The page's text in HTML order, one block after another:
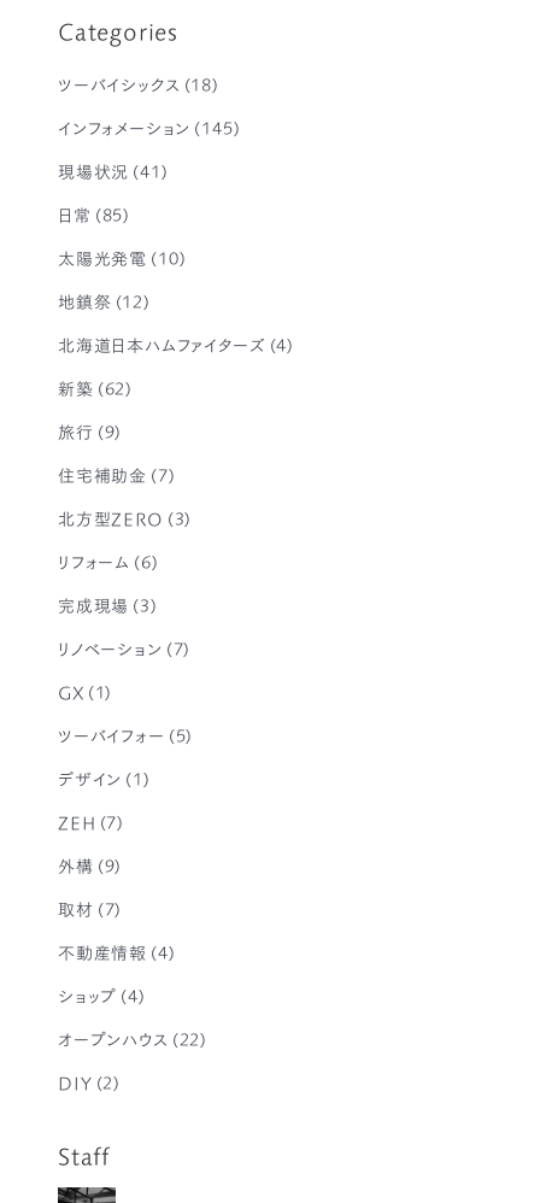
Categories
ツーバイシックス (18)
インフォメーション (145)
現場状況 (41)
日常 (85)
太陽光発電 (10)
地鎮祭 (12)
北海道日本ハムファイターズ (4)
新築 (62)
旅行 (9)
住宅補助金 (7)
北方型ZERO (3)
リフォーム (6)
完成現場 (3)
リノベーション (7)
GX (1)
ツーバイフォー (5)
デザイン (1)
ZEH (7)
外構 (9)
取材 (7)
不動産情報 (4)
ショップ (4)
オープンハウス (22)
DIY (2)
Staff